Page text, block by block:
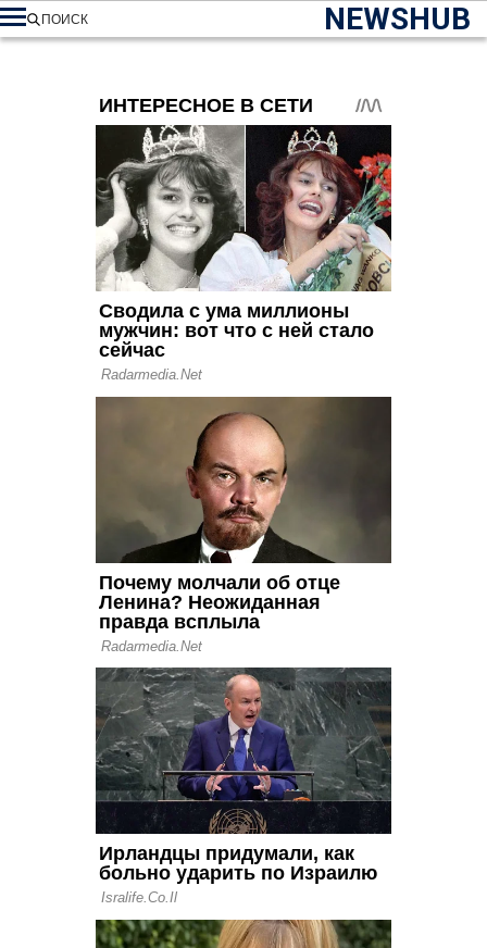
NEWSHUB
ПОИСК